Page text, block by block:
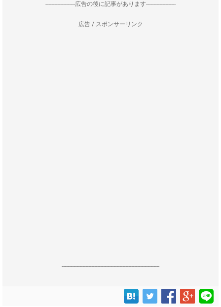
--------------------広告の後に記事があります--------------------
広告 / スポンサーリンク
------------------------------------------------------------------